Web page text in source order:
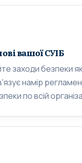
вашої СУІБ
заходи безпеки
намір
по всій